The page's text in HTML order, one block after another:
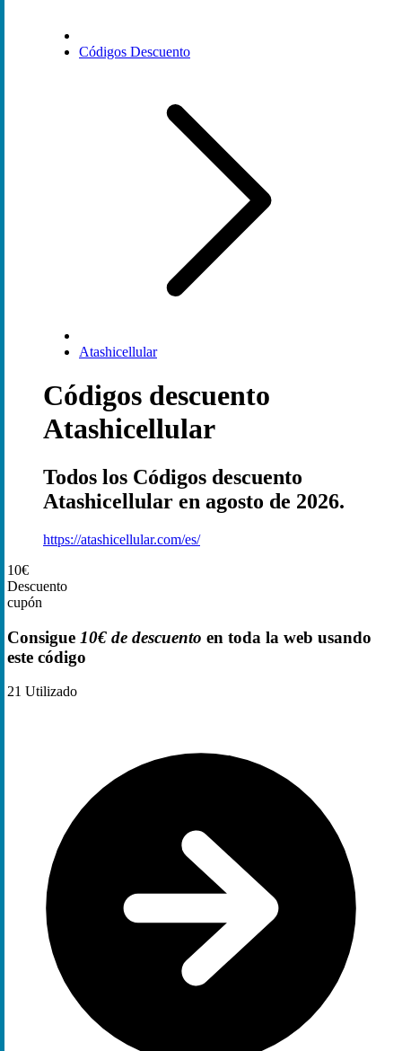
Códigos Descuento
Atashicellular
Códigos descuento
Atashicellular
Todos los Códigos descuento
Atashicellular en agosto de 2026.
https://atashicellular.com/es/
10€
Descuento
cupón
Consigue 10€ de descuento en toda la web usando
este código
21 Utilizado